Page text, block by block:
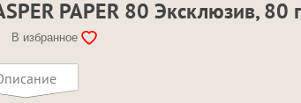
PAPER 80 Эксклюзив,
В избранное